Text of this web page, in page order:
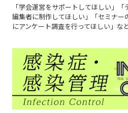
「学会運営をサポートしてほしい」
編集者に制作してほしい」「セミナー
にアンケート調査を行ってほしい」な